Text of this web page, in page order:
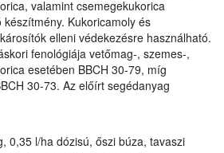
valamint csemegekukorica
Kukoricamoly és
elleni védekezésre használható.
fenológiája vetőmag-, szemes-,
esetében BBCH 30-79, míg
30-73. Az előírt segédanyag
0,35 l/ha dózisú, őszi búza, tavaszi